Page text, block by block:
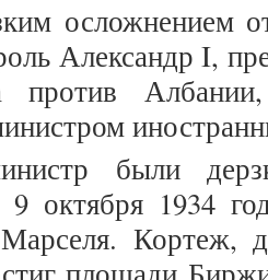
осложнением
Александр I,
против
были
9 октября 1934
Кортеж,